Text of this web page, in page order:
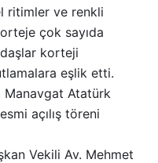
ritimler ve renkli
çok sayıda
korteji
eşlik etti.
Manavgat Atatürk
açılış töreni
Vekili Av. Mehmet